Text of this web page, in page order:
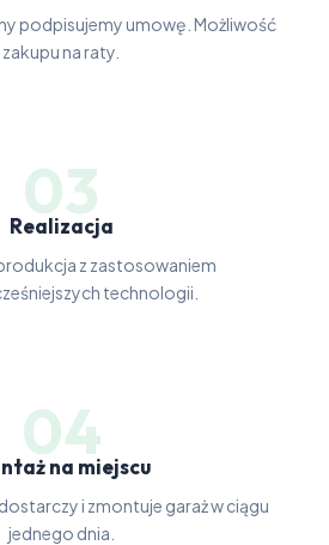
podpisujemy umowę. Możliwość
zakupu na raty.
03
Realizacja
z zastosowaniem
technologii.
04
na miejscu
i zmontuje garaż w ciągu
jednego dnia.